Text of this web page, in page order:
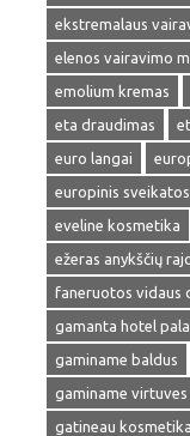
ekstremalaus
elenos vairavimo
emolium kremas
eta draudimas
euro langai
europinis
eveline kosmetika
ežeras anykščių
faneruotos vidaus
gamanta hotel
gaminame baldus
gaminame virtuves
gatineau kosmetika